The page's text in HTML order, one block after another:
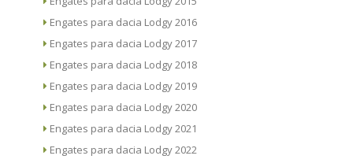
Engates para dacia Lodgy 2016
Engates para dacia Lodgy 2017
Engates para dacia Lodgy 2018
Engates para dacia Lodgy 2019
Engates para dacia Lodgy 2020
Engates para dacia Lodgy 2021
Engates para dacia Lodgy 2022